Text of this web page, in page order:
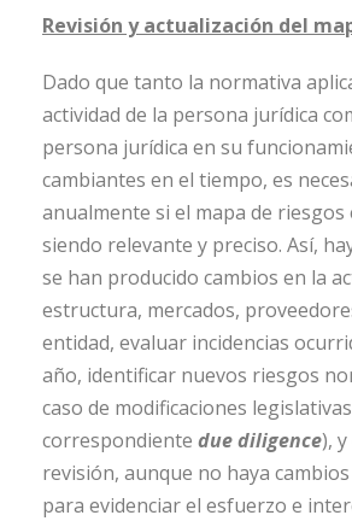
Revisión y actualización del
Dado que tanto la normativa
actividad de la persona jurídica
persona jurídica en su
cambiantes en el tiempo, es
anualmente si el mapa de
siendo relevante y preciso. Así,
se han producido cambios en la
estructura, mercados,
entidad, evaluar incidencias
año, identificar nuevos riesgos
caso de modificaciones
correspondiente due diligence),
revisión, aunque no haya
para evidenciar el esfuerzo e